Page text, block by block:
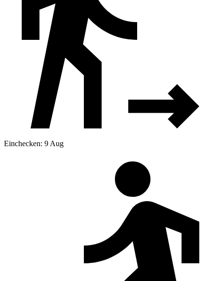
Einchecken: 9 Aug